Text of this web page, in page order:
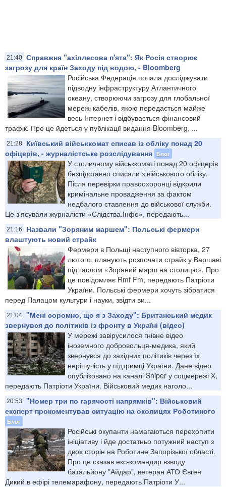
21:40 Справжня "ахіллесова п'ята": Як Росія створює
загрозу для країн Заходу під водою, - Bloomberg
Російська Федерація почала досліджувати
підводну інфраструктуру Атлантичного
океану, створюючи загрозу для глобальної
мережі кабелів, якою передається майже
весь Інтернет і відбувається фінансовий
трафік. Про це йдеться у публікації видання Bloomberg, ...
21:28
Київський військкомат списав із обліку понад 20
офіцерів, - журналістське розслідування Блог
У столичному військкоматі понад 20 офіцерів
безпідставно списали з військового обліку.
Після перевірки правоохоронці відкрили
кримінальне провадження за фактом
недбалого ставлення до військової служби.
Це з'ясували журналісти «Слідства.Інфо», передають...
21:16
Назвали "Зоряним маршем": Польські фермери
влаштують новий страйк
Фермери в Польщі наступного вівторка, 27
лютого, планують розпочати страйк у Варшаві
під гаслом «Зоряний марш на столицю». Про
це повідомляє Rmf Fm, передають Патріоти
України. Польські фермери хочуть зібратися
перед Палацом культури і науки, звідти ви...
21:04 "Мені соромно, що я з Заходу": Британський медик
звернувся до політиків із фронту в Україні (відео)
У мережі завірусилося гнівне відео
іноземного добровольця-медика, який
звернувся до західних політиків через їх
нерішучість у підтримці України. Дане відео
опубліковано на каналі Sniper у соцмережі Х,
передають Патріоти України. Військовий медик наголо...
20:53
"Номер три по гарячості напрямків": Військовий
експерт прокоментував ситуацію на околицях Роботиного
Блог
Російські окупанти намагаються перехопити
ініціативу і йде достатньо потужний наступ з
двох сторін на Роботине Запорізької області.
Про це сказав екс-командир взводу
батальйону "Айдар", ветеран АТО Євген
Дикий в ефірі телемарафону, передають Патріоти У...